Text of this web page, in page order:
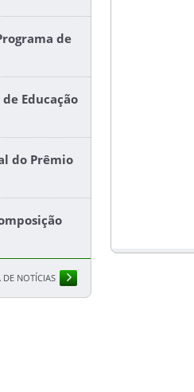
de
Educação
do Prêmio
DE NOTÍCIAS